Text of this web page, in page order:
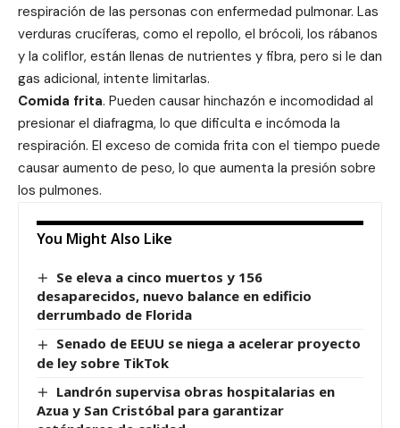
respiración de las personas con enfermedad pulmonar. Las
verduras crucíferas, como el repollo, el brócoli, los rábanos
y la coliflor, están llenas de nutrientes y fibra, pero si le dan
gas adicional, intente limitarlas.
Comida frita. Pueden causar hinchazón e incomodidad al
presionar el diafragma, lo que dificulta e incómoda la
respiración. El exceso de comida frita con el tiempo puede
causar aumento de peso, lo que aumenta la presión sobre
los pulmones.
You Might Also Like
Se eleva a cinco muertos y 156
desaparecidos, nuevo balance en edificio
derrumbado de Florida
Senado de EEUU se niega a acelerar proyecto
de ley sobre TikTok
Landrón supervisa obras hospitalarias en
Azua y San Cristóbal para garantizar